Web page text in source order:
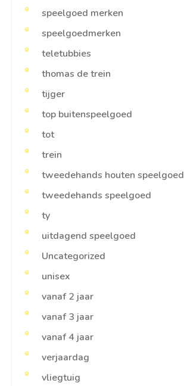
speelgoed merken
speelgoedmerken
teletubbies
thomas de trein
tijger
top buitenspeelgoed
tot
trein
tweedehands houten speelgoed
tweedehands speelgoed
ty
uitdagend speelgoed
Uncategorized
unisex
vanaf 2 jaar
vanaf 3 jaar
vanaf 4 jaar
verjaardag
vliegtuig